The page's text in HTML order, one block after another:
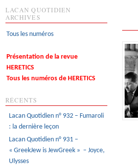
LACAN QUOTIDIEN
ARCHIVES
Tous les numéros
Présentation de la revue
HERETICS
Tous les numéros de HERETICS
RÉCENTS
Lacan Quotidien n° 932 – Fumaroli
: la dernière leçon
Lacan Quotidien n° 931 –
« GreekJew is JewGreek » – Joyce,
Ulysses